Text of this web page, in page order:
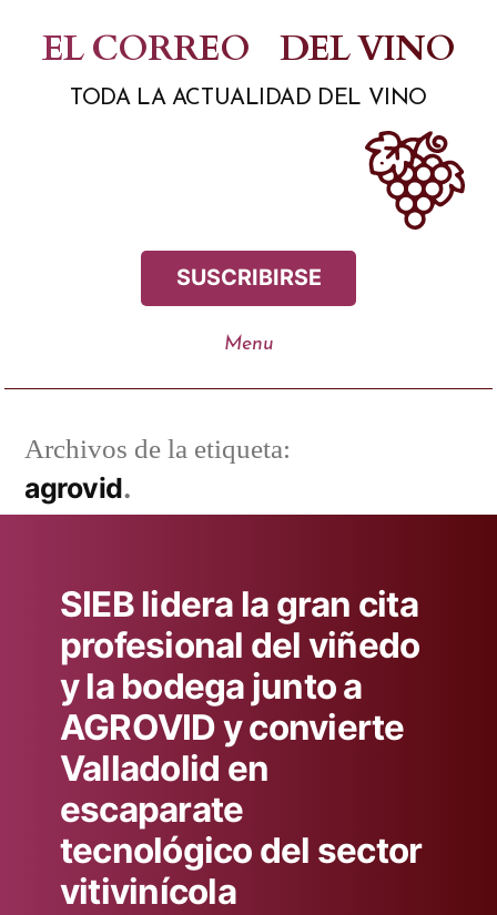
contenido
EL CORREO DEL VINO
TODA LA ACTUALIDAD DEL VINO
SUSCRIBIRSE
Archivos de la etiqueta:
agrovid
SIEB lidera la gran cita
profesional del viñedo
y la bodega junto a
AGROVID y convierte
Valladolid en
escaparate
tecnológico del sector
vitivinícola